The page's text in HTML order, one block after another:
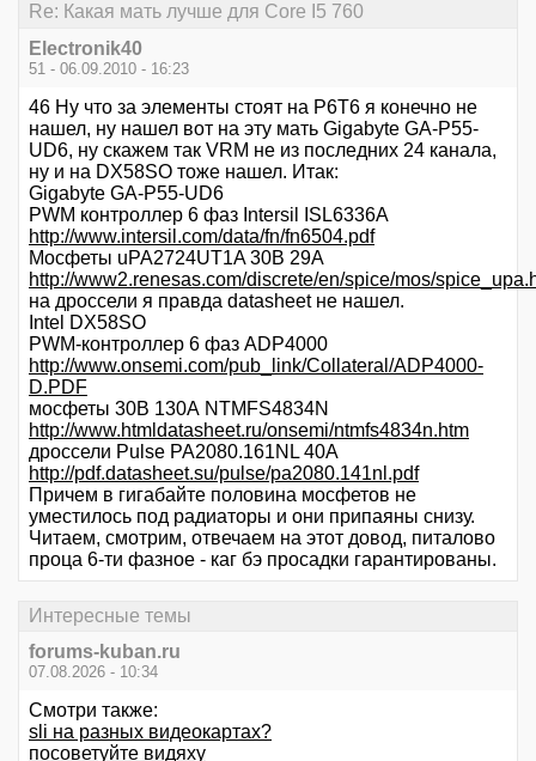
Re: Какая мать лучше для Core I5 760
Electronik40
51 - 06.09.2010 - 16:23
46 Ну что за элементы стоят на P6T6 я конечно не
нашел, ну нашел вот на эту мать Gigabyte GA-P55-
UD6, ну скажем так VRM не из последних 24 канала,
ну и на DX58SO тоже нашел. Итак:
Gigabyte GA-P55-UD6
PWM контроллер 6 фаз Intersil ISL6336A
http://www.intersil.com/data/fn/fn6504.pdf
Мосфеты uPA2724UT1A 30В 29A
http://www2.renesas.com/discrete/en/spice/mos/
на дроссели я правда datasheet не нашел.
Intel DX58SO
PWM-контроллер 6 фаз ADP4000
http://www.onsemi.com/pub_link/Collateral/ADP4000-
D.PDF
мосфеты 30В 130А NTMFS4834N
http://www.htmldatasheet.ru/onsemi/ntmfs4834n.htm
дроссели Pulse PA2080.161NL 40А
http://pdf.datasheet.su/pulse/pa2080.141nl.pdf
Причем в гигабайте половина мосфетов не
уместилось под радиаторы и они припаяны снизу.
Читаем, смотрим, отвечаем на этот довод, питалово
проца 6-ти фазное - каг бэ просадки гарантированы.
Интересные темы
forums-kuban.ru
07.08.2026 - 10:34
Смотри также:
sli на разных видеокартах?
посоветуйте видяху